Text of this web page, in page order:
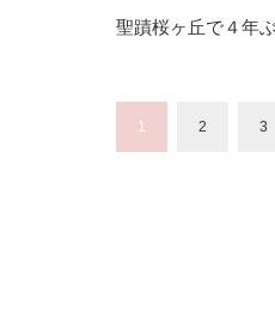
聖蹟桜ヶ丘で４年
1 2 3